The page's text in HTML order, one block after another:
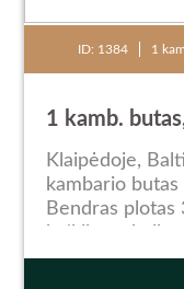
ID: 1384 1
1 kamb.
Klaipėdoje,
kambario
Bendras plotas
durys,